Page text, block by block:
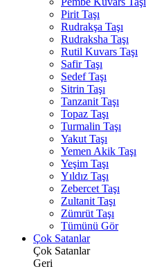
Pirit Taşı
Rudrakşa Taşı
Rudraksha Taşı
Rutil Kuvars Taşı
Safir Taşı
Sedef Taşı
Sitrin Taşı
Tanzanit Taşı
Topaz Taşı
Turmalin Taşı
Yakut Taşı
Yemen Akik Taşı
Yeşim Taşı
Yıldız Taşı
Zebercet Taşı
Zultanit Taşı
Zümrüt Taşı
Tümünü Gör
Çok Satanlar
Çok Satanlar
Geri